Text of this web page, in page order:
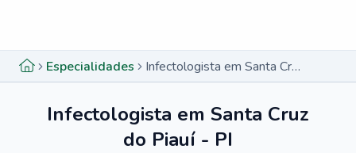
Especialidades Infectologista em Santa Cruz do Piauí - PI
Infectologista em Santa Cruz
do Piauí - PI